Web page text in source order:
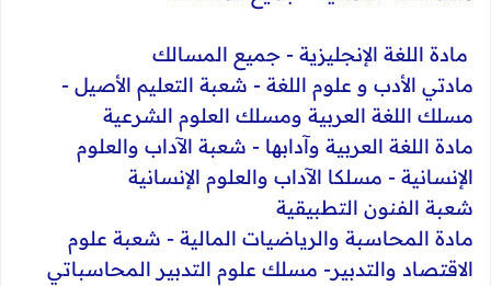
مادة اللغة الإنجليزية - جميع المسالك
مادتي الأدب و علوم اللغة - شعبة التعليم الأصيل -
مسلك اللغة العربية ومسلك العلوم الشرعية
مادة اللغة العربية وآدابها - شعبة الآداب والعلوم
الإنسانية - مسلكا الآداب والعلوم الإنسانية
شعبة الفنون التطبيقية
مادة المحاسبة والرياضيات المالية - شعبة علوم
الاقتصاد والتدبير- مسلك علوم التدبير المحاسباتي